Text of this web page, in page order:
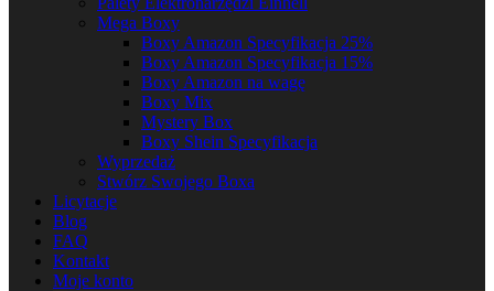
Mega Boxy
Boxy Amazon Specyfikacja 25%
Boxy Amazon Specyfikacja 15%
Boxy Amazon na wagę
Boxy Mix
Mystery Box
Boxy Shein Specyfikacja
Wyprzedaż
Stwórz Swojego Boxa
Licytacje
Blog
FAQ
Kontakt
Moje konto